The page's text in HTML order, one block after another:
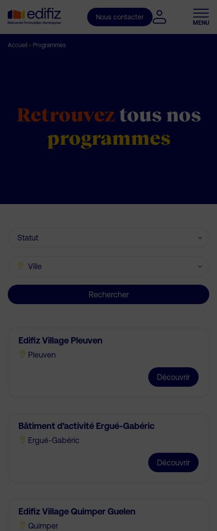
Nous contacter
MENU
Accueil > Programmes
Retrouveztous nos
programmes
Rechercher
Edifiz Village Pleuven
Pleuven
Découvrir
Bâtiment d’activité Ergué-Gabéric
Ergué-Gabéric
Découvrir
Edifiz Village Quimper Guelen
Quimper